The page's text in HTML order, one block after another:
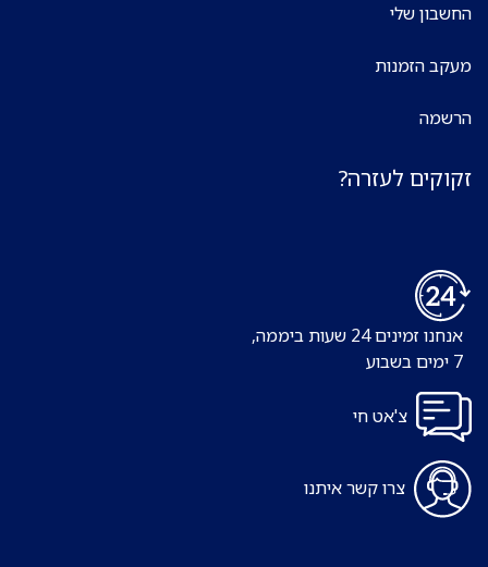
החשבון שלי
מעקב הזמנות
הרשמה
זקוקים לעזרה?
אנחנו זמינים 24 שעות ביממה,
צ'אט חי
צרו קשר איתנו